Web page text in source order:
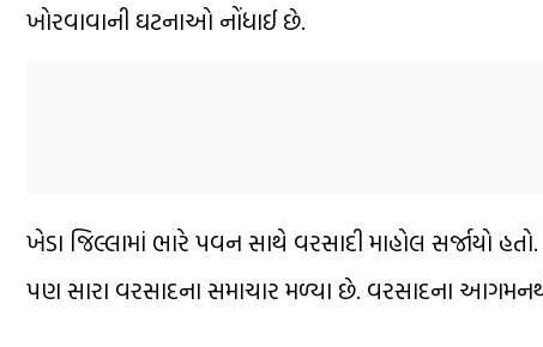
ખોરવાવાની ઘટનાઓ નોંધાઈ છે.
ખેડા જિલ્લામાં ભારે પવન સાથે વરસાદી માહોલ સર્જાયો
પણ સારા વરસાદના સમાચાર મળ્યા છે. વરસાદના